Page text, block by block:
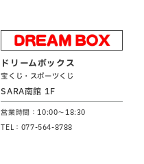
ドリームボックス
宝くじ・スポーツくじ
SARA南館 1F
営業時間：10:00～18:30
TEL：077-564-8788